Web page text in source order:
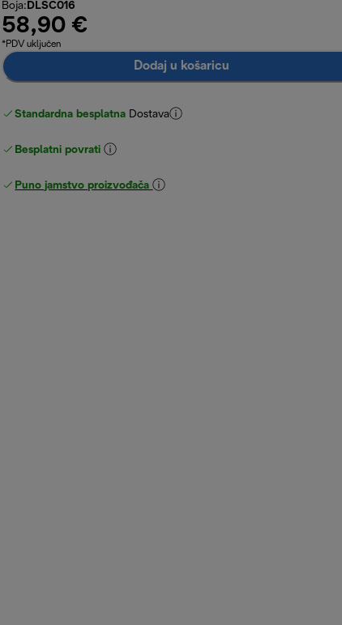
Boja: DLSC016
58,90 €
*PDV uključen
Dodaj u košaricu
Standardna besplatna Dostava
Besplatni povrati
Puno jamstvo proizvođača